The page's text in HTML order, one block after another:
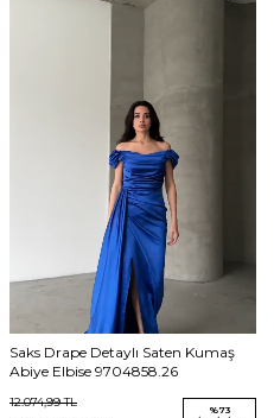
Saks Drape Detaylı Saten Kumaş
Abiye Elbise 9704858.26
12.074,99TL %73